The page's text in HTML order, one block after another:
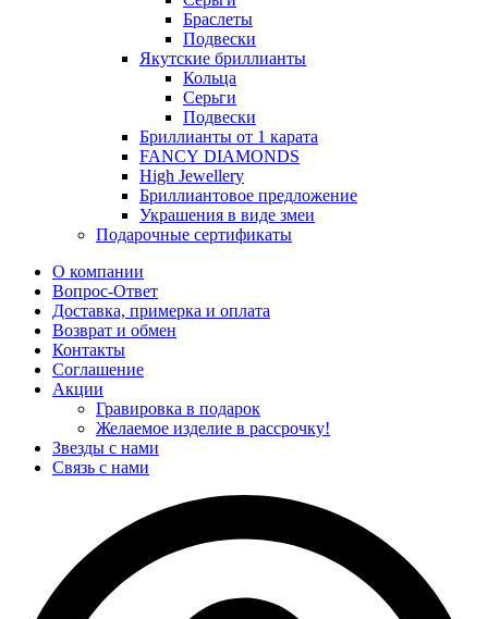
Браслеты
Подвески
Якутские бриллианты
Кольца
Серьги
Подвески
Бриллианты от 1 карата
FANCY DIAMONDS
High Jewellery
Бриллиантовое предложение
Украшения в виде змеи
Подарочные сертификаты
О компании
Вопрос-Ответ
Доставка, примерка и оплата
Возврат и обмен
Контакты
Соглашение
Акции
Гравировка в подарок
Желаемое изделие в рассрочку!
Звезды с нами
Связь с нами